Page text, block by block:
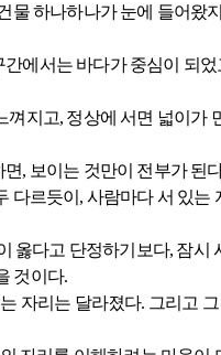
물 하나하나가 눈에 들어왔
에서는 바다가 중심이 되었
지고, 정상에 서면 넓이가
, 보이는 것만이 전부가 된
다르듯이, 사람마다 서 있는
옳다고 단정하기보다, 잠시
것이다.
자리는 달라졌다. 그리고